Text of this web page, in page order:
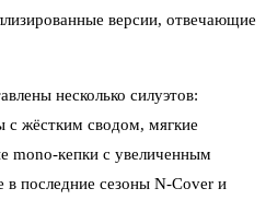
версии, отвечающие
несколько силуэтов:
с жёстким сводом, мягкие
mono-кепки с увеличенным
в последние сезоны N-Cover и